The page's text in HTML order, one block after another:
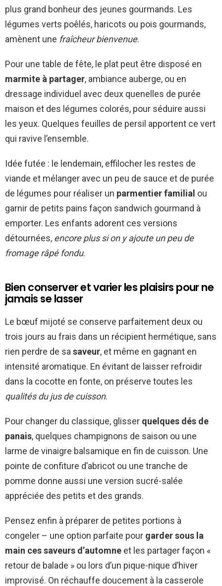
plus grand bonheur des jeunes gourmands. Les
légumes verts poêlés, haricots ou pois gourmands,
amènent une fraîcheur bienvenue.
Pour une table de fête, le plat peut être disposé en
marmite à partager, ambiance auberge, ou en
dressage individuel avec deux quenelles de purée
maison et des légumes colorés, pour séduire aussi
les yeux. Quelques feuilles de persil apportent ce vert
qui ravive l’ensemble.
Idée futée : le lendemain, effilocher les restes de
viande et mélanger avec un peu de sauce et de purée
de légumes pour réaliser un parmentier familial ou
garnir de petits pains façon sandwich gourmand à
emporter. Les enfants adorent ces versions
détournées, encore plus si on y ajoute un peu de
fromage râpé fondu.
Bien conserver et varier les plaisirs pour ne
jamais se lasser
Le bœuf mijoté se conserve parfaitement deux ou
trois jours au frais dans un récipient hermétique, sans
rien perdre de sa saveur, et même en gagnant en
intensité aromatique. En évitant de laisser refroidir
dans la cocotte en fonte, on préserve toutes les
qualités du jus de cuisson.
Pour changer du classique, glisser quelques dés de
panais, quelques champignons de saison ou une
larme de vinaigre balsamique en fin de cuisson. Une
pointe de confiture d’abricot ou une tranche de
pomme donne aussi une version sucré-salée
appréciée des petits et des grands.
Pensez enfin à préparer de petites portions à
congeler – une option parfaite pour garder sous la
main ces saveurs d’automne et les partager façon «
retour de balade » ou lors d’un pique-nique d’hiver
improvisé. On réchauffe doucement à la casserole